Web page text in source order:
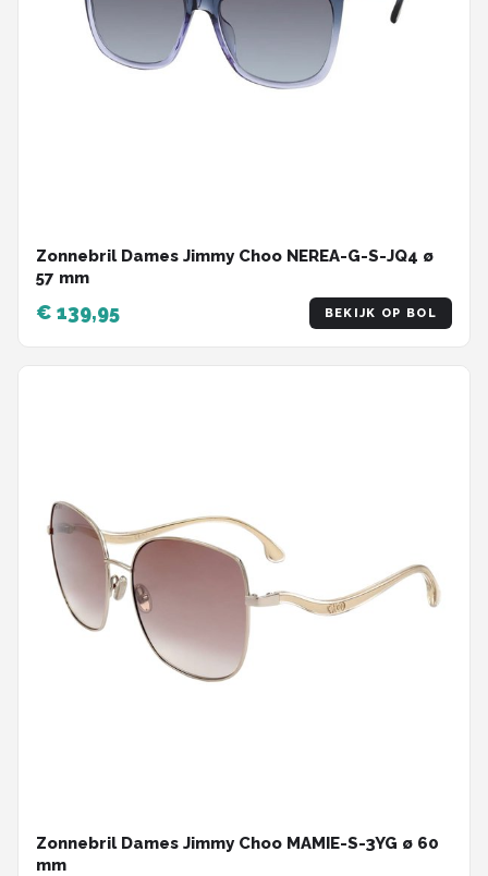
Zonnebril Dames Jimmy Choo NEREA-G-S-JQ4 ø
57 mm
€ 139,95 BEKIJK OP BOL
Zonnebril Dames Jimmy Choo MAMIE-S-3YG ø 60
mm